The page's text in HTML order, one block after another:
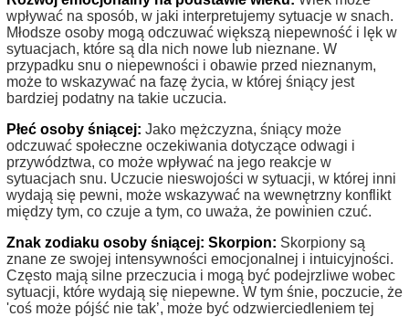
wpływać na sposób, w jaki interpretujemy sytuacje w snach.
Młodsze osoby mogą odczuwać większą niepewność i lęk w
sytuacjach, które są dla nich nowe lub nieznane. W
przypadku snu o niepewności i obawie przed nieznanym,
może to wskazywać na fazę życia, w której śniący jest
bardziej podatny na takie uczucia.
Płeć osoby śniącej: Jako mężczyzna, śniący może
odczuwać społeczne oczekiwania dotyczące odwagi i
przywództwa, co może wpływać na jego reakcje w
sytuacjach snu. Uczucie nieswojości w sytuacji, w której inni
wydają się pewni, może wskazywać na wewnętrzny konflikt
między tym, co czuje a tym, co uważa, że powinien czuć.
Znak zodiaku osoby śniącej: Skorpion: Skorpiony są
znane ze swojej intensywności emocjonalnej i intuicyjności.
Często mają silne przeczucia i mogą być podejrzliwe wobec
sytuacji, które wydają się niepewne. W tym śnie, poczucie, że
'coś może pójść nie tak’, może być odzwierciedleniem tej